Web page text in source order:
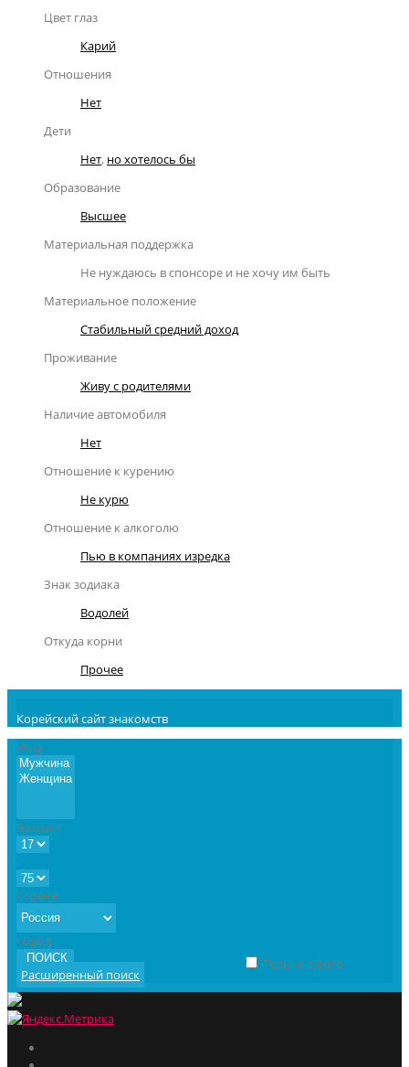
Цвет глаз
Карий
Отношения
Нет
Дети
Нет, но хотелось бы
Образование
Высшее
Материальная поддержка
Не нуждаюсь в спонсоре и не хочу им быть
Материальное положение
Стабильный средний доход
Проживание
Живу с родителями
Наличие автомобиля
Нет
Отношение к курению
Не курю
Отношение к алкоголю
Пью в компаниях изредка
Знак зодиака
Водолей
Откуда корни
Прочее
Корейский сайт знакомств
Ищу
Возраст
-
Страна
Город
Только с фото
ПОИСК
Расширенный поиск